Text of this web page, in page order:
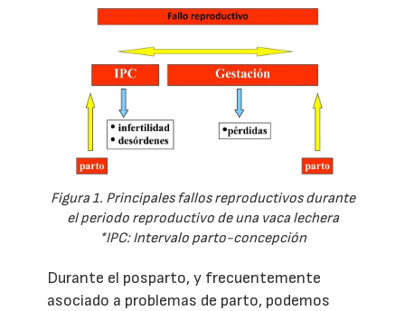
Figura 1. Principales fallos reproductivos durante
el periodo reproductivo de una vaca lechera
*IPC: Intervalo parto-concepción
Durante el posparto, y frecuentemente
asociado a problemas de parto, podemos